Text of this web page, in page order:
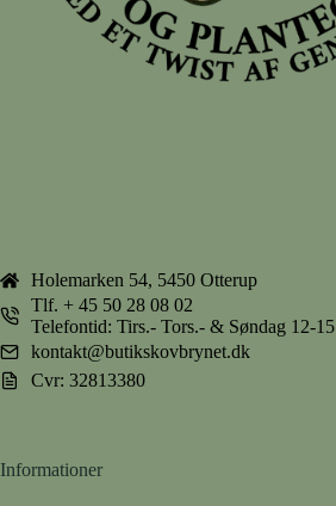
Holemarken 54, 5450 Otterup
Tlf. + 45 50 28 08 02
Telefontid: Tirs.- Tors.- & Søndag 12-15
kontakt@butikskovbrynet.dk
Cvr: 32813380
Informationer